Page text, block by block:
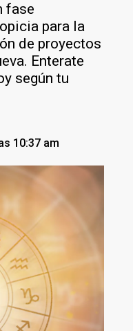
fase
para la
de proyectos
Enterate
según tu
10:37 am